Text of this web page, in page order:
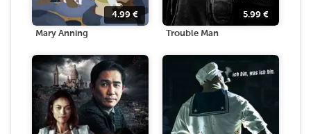
4.99 €
Mary Anning
5.99 €
Trouble Man